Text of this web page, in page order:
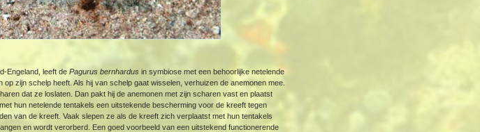
Engeland, leeft dePagurus bernhardus in symbiose met een behoorlijke netelende
op zijn schelp heeft. Als hij van schelp gaat wisselen, verhuizen de anemonen mee.
dat ze loslaten. Dan pakt hij de anemonen met zijn scharen vast en plaatst
hun netelende tentakels een uitstekende bescherming voor de kreeft tegen
van de kreeft. Vaak slepen ze als de kreeft zich verplaatst met hun tentakels
en wordt verorberd. Een goed voorbeeld van een uitstekend functionerende